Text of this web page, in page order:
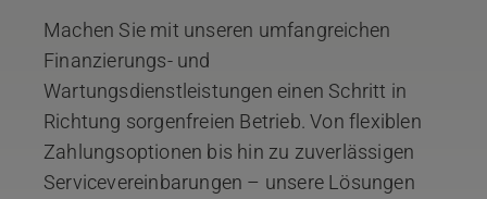
Machen Sie mit unseren umfangreichen
Finanzierungs- und
Wartungsdienstleistungen einen Schritt in
Richtung sorgenfreien Betrieb. Von flexiblen
Zahlungsoptionen bis hin zu zuverlässigen
Servicevereinbarungen – unsere Lösungen